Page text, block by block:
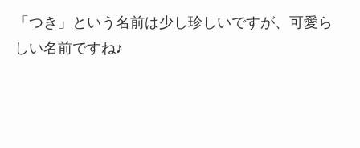
「つき」という名前は少し珍しいですが、可愛ら
しい名前ですね♪